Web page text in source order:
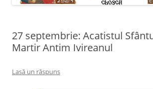
27 septembrie: Acatistul
Martir Antim Ivireanul
Lasă un răspuns